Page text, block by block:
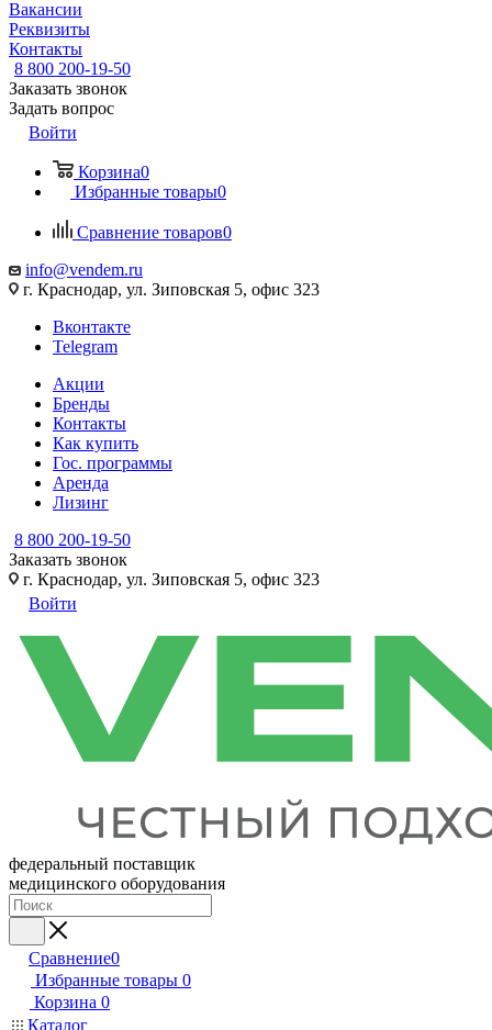
Вакансии
Реквизиты
Контакты
8 800 200-19-50
Заказать звонок
Задать вопрос
Войти
Корзина0
Избранные товары0
Сравнение товаров0
info@vendem.ru
г. Краснодар, ул. Зиповская 5, офис 323
Вконтакте
Telegram
Акции
Бренды
Контакты
Как купить
Гос. программы
Аренда
Лизинг
8 800 200-19-50
Заказать звонок
г. Краснодар, ул. Зиповская 5, офис 323
Войти
федеральный поставщик
медицинского оборудования
Сравнение0
Избранные товары 0
Корзина 0
Каталог